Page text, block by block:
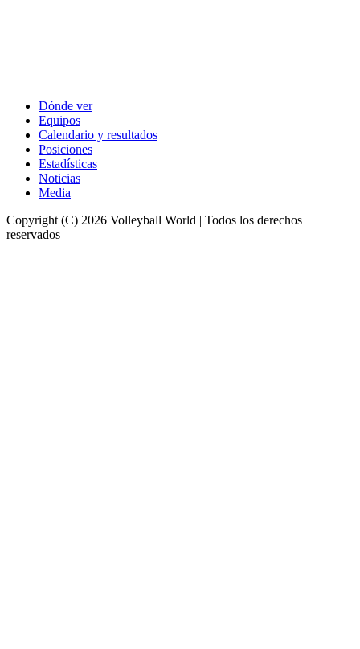
Dónde ver
Equipos
Calendario y resultados
Posiciones
Estadísticas
Noticias
Media
Copyright (C) 2026 Volleyball World | Todos los derechos
reservados